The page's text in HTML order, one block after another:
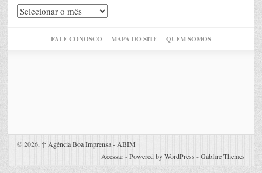
Arquivo
do
FALE CONOSCO MAPA DO SITE QUEM SOMOS
© 2026, ↑ Agência Boa Imprensa - ABIM
Acessar-Powered by WordPress -Gabfire Themes